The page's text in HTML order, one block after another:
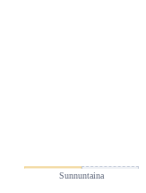
Sunnuntaina